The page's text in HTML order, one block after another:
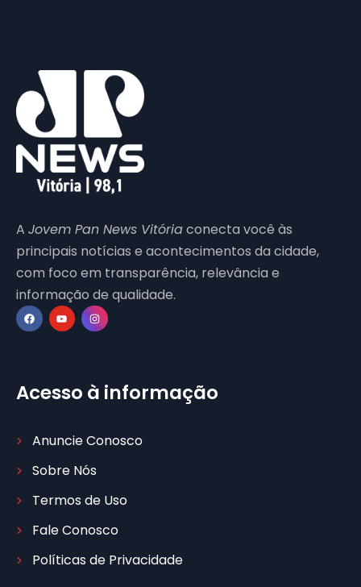
A Jovem Pan News Vitóriaconecta você às
principais notícias e acontecimentos da cidade,
com foco em transparência, relevância e
informação de qualidade.
Acesso à informação
Anuncie Conosco
Sobre Nós
Termos de Uso
Fale Conosco
Políticas de Privacidade